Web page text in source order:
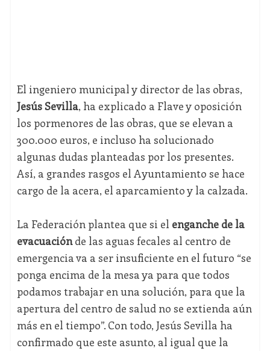
El ingeniero municipal y director de las obras,
Jesús Sevilla, ha explicado a Flave y oposición
los pormenores de las obras, que se elevan a
300.000 euros, e incluso ha solucionado
algunas dudas planteadas por los presentes.
Así, a grandes rasgos el Ayuntamiento se hace
cargo de la acera, el aparcamiento y la calzada.
La Federación plantea que si el enganche de la
evacuaciónde las aguas fecales al centro de
emergencia va a ser insuficiente en el futuro “se
ponga encima de la mesa ya para que todos
podamos trabajar en una solución, para que la
apertura del centro de salud no se extienda aún
más en el tiempo”. Con todo, Jesús Sevilla ha
confirmado que este asunto, al igual que la